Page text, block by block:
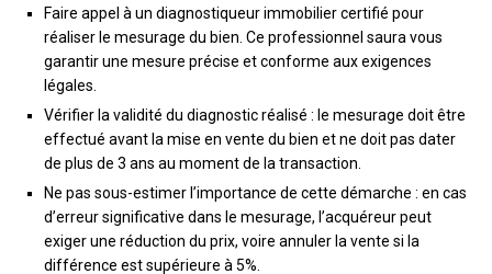
Faire appel à un diagnostiqueur immobilier certifié pour
réaliser le mesurage du bien. Ce professionnel saura vous
garantir une mesure précise et conforme aux exigences
légales.
Vérifier la validité du diagnostic réalisé : le mesurage doit être
effectué avant la mise en vente du bien et ne doit pas dater
de plus de 3 ans au moment de la transaction.
Ne pas sous-estimer l’importance de cette démarche : en cas
d’erreur significative dans le mesurage, l’acquéreur peut
exiger une réduction du prix, voire annuler la vente si la
différence est supérieure à 5%.